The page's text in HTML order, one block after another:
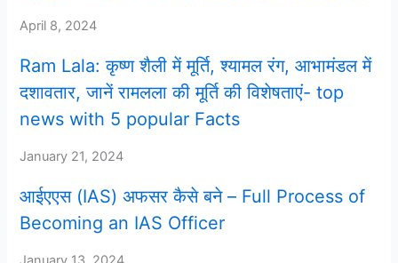
April 8, 2024
Ram Lala: कृष्ण शैली में मूर्ति, श्यामल रंग, आभामंडल में
दशावतार, जानें रामलला की मूर्ति की विशेषताएं- top
news with 5 popular Facts
January 21, 2024
आईएएस (IAS) अफसर कैसे बने – Full Process of
Becoming an IAS Officer